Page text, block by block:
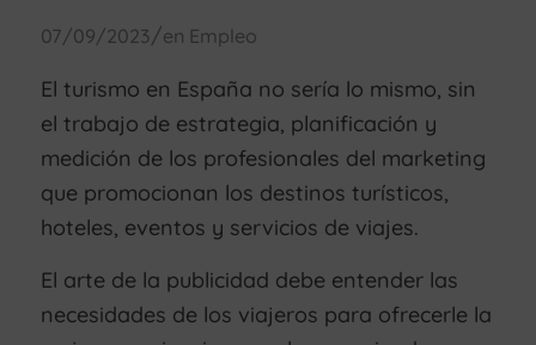
07/09/2023 /en Empleo
El turismo en España no sería lo mismo, sin
el trabajo de estrategia, planificación y
medición de los profesionales del marketing
que promocionan los destinos turísticos,
hoteles, eventos y servicios de viajes.
El arte de la publicidad debe entender las
necesidades de los viajeros para ofrecerle la